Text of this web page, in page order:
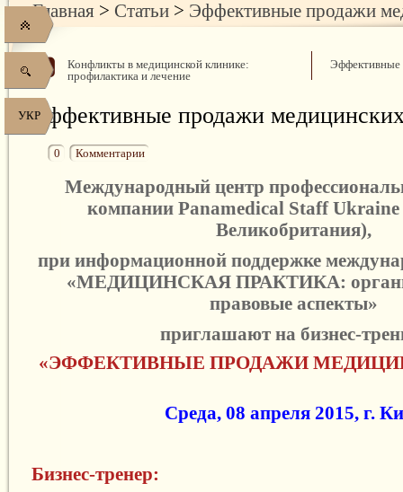
УКР
Главная > Статьи > Эффективные продажи
Конфликты в медицинской клинике:
профилактика и лечение
Эффективные
Эффективные продажи
0 Комментарии
Международный центр
компании Panamedical Staff
Великобритания),
при информационной поддержке
«МЕДИЦИНСКАЯ ПРАКТИКА:
правовые аспекты»
приглашают на бизнес-
«ЭФФЕКТИВНЫЕ ПРОДАЖИ
Среда, 08 апреля 2015, г.
Бизнес-тренер: